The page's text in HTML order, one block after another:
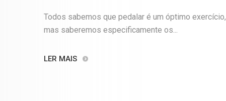
Todos sabemos que pedalar é um óptimo exercício,
mas saberemos especificamente os...
LER MAIS